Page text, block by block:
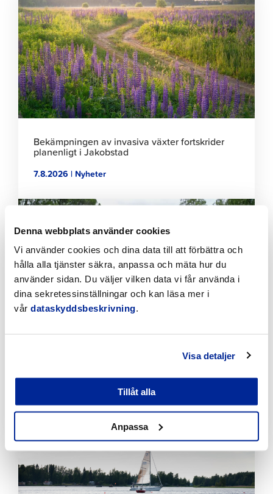
Denna webbplats använder cookies
Vi använder cookies och dina data till att förbättra och
hålla alla tjänster säkra, anpassa och mäta hur du
använder sidan. Du väljer vilken data vi får använda i
dina sekretessinställningar och kan läsa mer i
vår dataskyddsbeskrivning.
Visa detaljer
Tillåt alla
Anpassa
för
att
läsa
artikeln
Bekämpningen av invasiva växter fortskrider
planenligt i Jakobstad
7.8.2026 | Nyheter
Klicka
att
läsa
artikeln
Tillfälliga trafikarrangemang vid Sikören samt i
Jakobsgatan
för
att
läsa
artikeln